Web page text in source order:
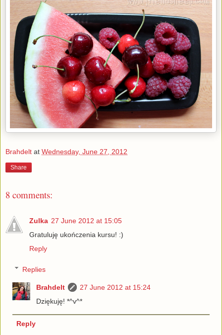
Brahdelt at Wednesday, June 27, 2012
Share
8 comments:
Zulka 27 June 2012 at 15:05
Gratuluję ukończenia kursu! :)
Reply
Replies
Brahdelt
27 June 2012 at 15:24
Dziękuję! *^v^*
Reply